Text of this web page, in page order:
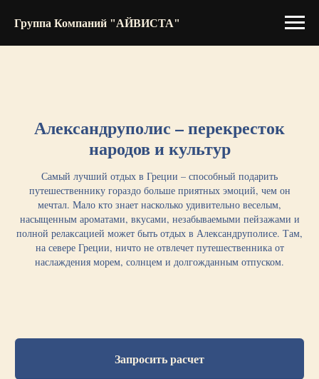
Группа Компаний "АЙВИСТА"
Александруполис – перекресток
народов и культур
Самый лучший отдых в Греции – способный подарить
путешественнику гораздо больше приятных эмоций, чем он
мечтал. Мало кто знает насколько удивительно веселым,
насыщенным ароматами, вкусами, незабываемыми пейзажами и
полной релаксацией может быть отдых в Александруполисе. Там,
на севере Греции, ничто не отвлечет путешественника от
наслаждения морем, солнцем и долгожданным отпуском.
Запросить расчет